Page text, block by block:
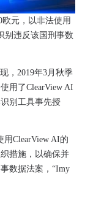
元，以非法使用
别违反该国刑事数
，2019年3月秋季
用了ClearView AI
别工具事先授
ClearView AI的
措施，以确保并
数据法案，“Imy